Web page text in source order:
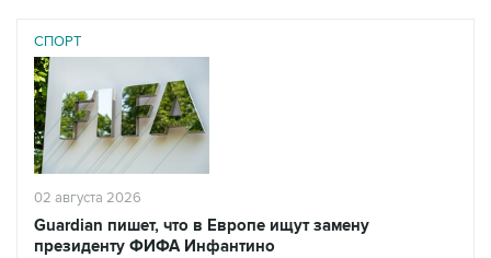
СПОРТ
02 августа 2026
Guardian пишет, что в Европе ищут замену
президенту ФИФА Инфантино